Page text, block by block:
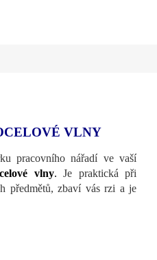
VLNY
pracovního nářadí ve vaší
vlny. Je praktická při
předmětů, zbaví vás rzi a je